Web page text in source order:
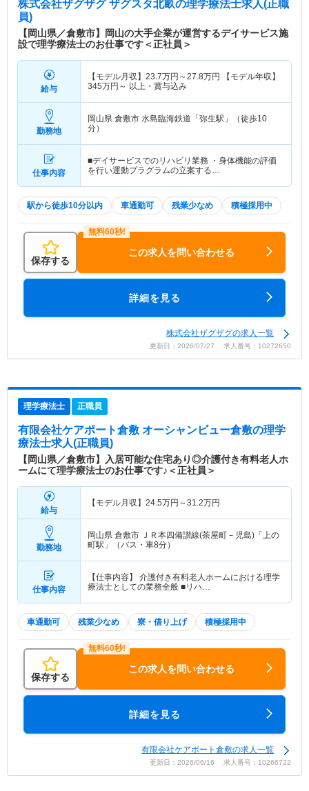
株式会社ザグザグ ザグスタ北畝の理学療法士求人(正職
員)
【岡山県／倉敷市】岡山の大手企業が運営するデイサービス施
設で理学療法士のお仕事です＜正社員＞
給与
【モデル月収】 23.7万円～27.8万円
【モデル年収】
345万円～ 以上・賞与込み
勤務地
岡山県 倉敷市 水島臨海鉄道「弥生駅」（徒歩10
分）
仕事内容
■デイサービスでのリハビリ業務 ・身体機能の評価
を行い運動プラグラムの立案する…
駅から徒歩10分以内 車通勤可 残業少なめ 積極採用中
保存する
この求人を問い合わせる
詳細を見る
株式会社ザグザグの求人一覧
更新日：2026/07/27 求人番号：10272650
理学療法士 正職員
有限会社ケアポート倉敷 オーシャンビュー倉敷の理学
療法士求人(正職員)
【岡山県／倉敷市】入居可能な住宅あり◎介護付き有料老人ホ
ームにて理学療法士のお仕事です♪＜正社員＞
給与
【モデル月収】 24.5万円～31.2万円
勤務地
岡山県 倉敷市 ＪＲ本四備讃線(茶屋町－児島)「上の
町駅」（バス・車8分）
仕事内容
【仕事内容】 介護付き有料老人ホームにおける理学
療法士としての業務全般 ■リハ…
車通勤可 残業少なめ 寮・借り上げ 積極採用中
保存する
この求人を問い合わせる
詳細を見る
有限会社ケアポート倉敷の求人一覧
更新日：2026/06/16 求人番号：10266722